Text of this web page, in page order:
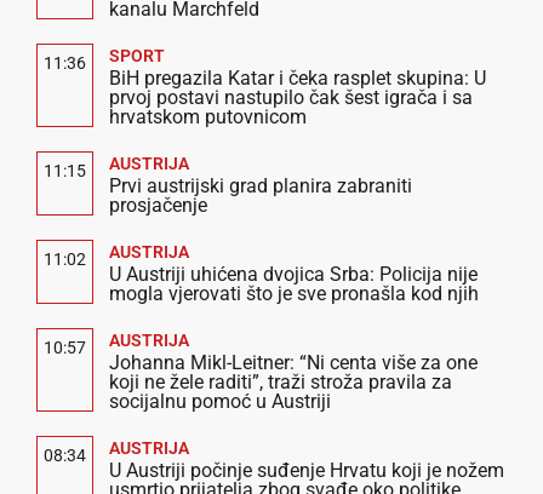
kanalu Marchfeld
11:36 SPORT
BiH pregazila Katar i čeka rasplet skupina: U
prvoj postavi nastupilo čak šest igrača i sa
hrvatskom putovnicom
11:15 AUSTRIJA
Prvi austrijski grad planira zabraniti
prosjačenje
11:02 AUSTRIJA
U Austriji uhićena dvojica Srba: Policija nije
mogla vjerovati što je sve pronašla kod njih
10:57 AUSTRIJA
Johanna Mikl-Leitner: “Ni centa više za one
koji ne žele raditi”, traži stroža pravila za
socijalnu pomoć u Austriji
08:34 AUSTRIJA
U Austriji počinje suđenje Hrvatu koji je nožem